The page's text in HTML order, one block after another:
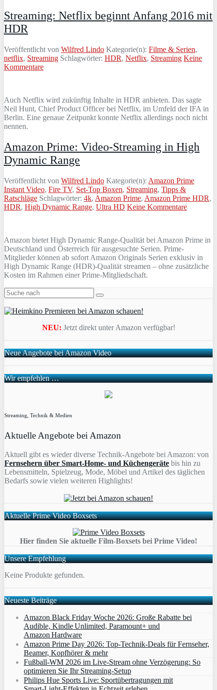
Streaming: Netflix beginnt Anfang 2016 mit
HDR
Veröffentlicht von Wilfred Lindo Kategorie(n): Filme & Serien,
netflix, Streaming Schlagwörter: HDR, Netflix, Streaming Keine
Kommentare
Auch Netflix wird zukünftig Inhalte in HDR anbieten. Das sagte
Neil Hunt, Chief Product Officer bei Netflix, im Umfeld der IFA in
Berlin. Eine genaue Zeitpunkt konnte Netflix allerdings noch nicht
nennen.
Amazon Prime: Video-Streaming in High
Dynamic Range
Veröffentlicht von Wilfred Lindo Kategorie(n): Amazon Prime
Instant Video, Fire TV, Set-Top Boxen, Streaming, Tipps &
Ratschläge Schlagwörter: 4k, Amazon Prime, Amazon Prime HDR,
HDR, High Dynamic Range, Ultra HD Keine Kommentare
Amazon bietet High Dynamic Range-Qualität bei Amazon Prime in
Deutschland und Österreich für ausgesuchte Serien. Prime-
Mitglieder können ab sofort Amazon Originals Serien exklusiv in
High Dynamic Range (HDR)-Qualität streamen – ohne zusätzliche
Kosten im Rahmen einer Prime-Mitgliedschaft.
NEU: Jetzt direkt unter Amazon verfügbar!
Neue Angebote bei Amazon Video
Wir empfehlen …
Streaming, Technik & Medien
Aktuelle Angebote bei Amazon
Aktuell gibt es wieder diverse Technik-Angebote bei Amazon: von
Fernsehern über Smart-Home- und Küchengeräte bis hin zu
Lebensmitteln, Spielzeug, Mode, Möbel und Artikel des täglichen
Bedarfs sowie vielen weiteren Highlights!
Aktuelle Prime Video Boxsets
Hier finden Sie aktuelle Film-Boxsets bei Prime Video!
Unsere Empfehlung
Keine Produkte gefunden.
Neueste Beiträge
Amazon Black Friday Woche 2026: Große Rabatte bei
Audible, Kindle Unlimited, Paramount+ und
Amazon Hardware
Amazon Prime Day 2026: Top-Technik-Deals für Fernseher,
Beamer, Kopfhörer & mehr
Fußball-WM 2026 im Live-Stream ohne Verzögerung: So
optimieren Sie Ihr Streaming-Setup
Philips Hue Sports Live: Sportübertragungen mit